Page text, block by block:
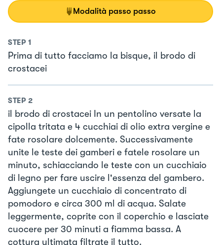
Modalità passo passo
STEP 1
Prima di tutto facciamo la bisque, il brodo di
crostacei
STEP 2
il brodo di crostacei In un pentolino versate la
cipolla tritata e 4 cucchiai di olio extra vergine e
fate rosolare dolcemente. Successivamente
unite le teste dei gamberi e fatele rosolare un
minuto, schiacciando le teste con un cucchiaio
di legno per fare uscire l'essenza del gambero.
Aggiungete un cucchiaio di concentrato di
pomodoro e circa 300 ml di acqua. Salate
leggermente, coprite con il coperchio e lasciate
cuocere per 30 minuti a fiamma bassa. A
cottura ultimata filtrate il tutto.